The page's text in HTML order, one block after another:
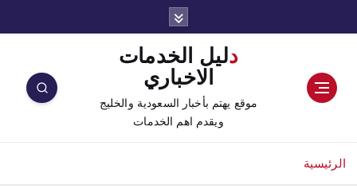
دليل الخدمات
الاخباري
موقع يهتم بأخبار السعودية والخليج
ويقدم اهم الخدمات
الرئيسية